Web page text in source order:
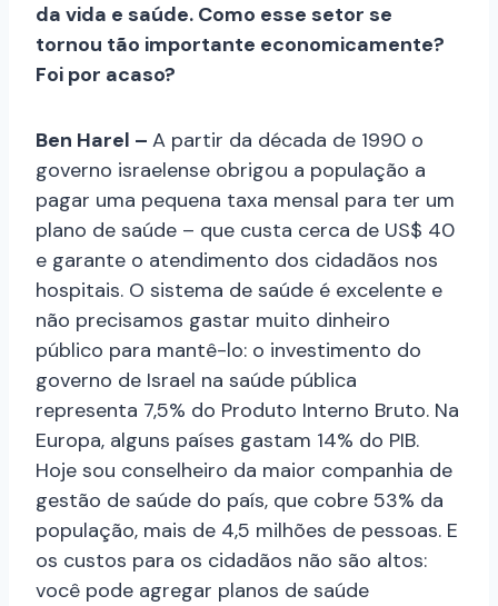
da vida e saúde. Como esse setor se
tornou tão importante economicamente?
Foi por acaso?
Ben Harel – A partir da década de 1990 o
governo israelense obrigou a população a
pagar uma pequena taxa mensal para ter um
plano de saúde – que custa cerca de US$ 40
e garante o atendimento dos cidadãos nos
hospitais. O sistema de saúde é excelente e
não precisamos gastar muito dinheiro
público para mantê-lo: o investimento do
governo de Israel na saúde pública
representa 7,5% do Produto Interno Bruto. Na
Europa, alguns países gastam 14% do PIB.
Hoje sou conselheiro da maior companhia de
gestão de saúde do país, que cobre 53% da
população, mais de 4,5 milhões de pessoas. E
os custos para os cidadãos não são altos:
você pode agregar planos de saúde